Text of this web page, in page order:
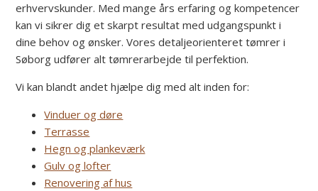
erhvervskunder. Med mange års erfaring og kompetencer
kan vi sikrer dig et skarpt resultat med udgangspunkt i
dine behov og ønsker. Vores detaljeorienteret tømrer i
Søborg udfører alt tømrerarbejde til perfektion.
Vi kan blandt andet hjælpe dig med alt inden for:
Vinduer og døre
Terrasse
Hegn og plankeværk
Gulv og lofter
Renovering af hus